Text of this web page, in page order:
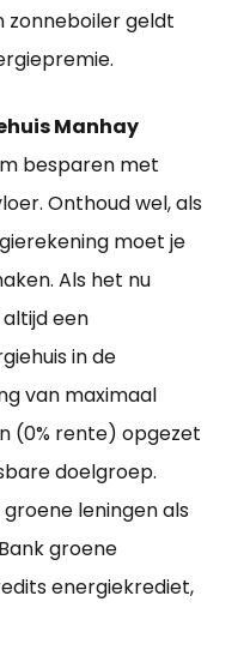
geldt
Manhay
besparen met
Onthoud wel, als
moet je
Als het nu
een
in de
van maximaal
(0% rente) opgezet
doelgroep.
leningen als
groene
energiekrediet,